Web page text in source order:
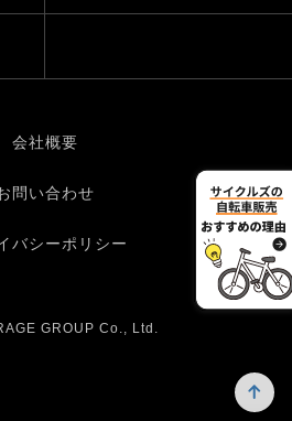
会社概要
問い合わせ
バシーポリシー
GROUP Co., Ltd.